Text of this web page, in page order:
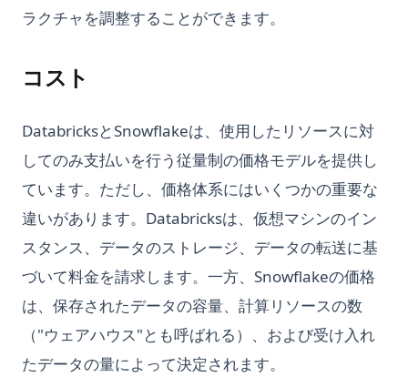
ド
OpenLLM: Easily Take Control of Large Language Models
OpenLLaMA: The Open-Source Reproduction of LLaMA
Large Language Model
OpenLLaMA：LLaMA大規模言語モデルのオープンソース再現
Orca 13B: the New Open Source Rival for GPT-4 from
Microsoft
Orca 13B: マイクロソフトからのGPT-4に対抗する新たなオー
プンソースライバル
Personalized GPT: How to Find Tune Your Own GPT Model
PrivateGPT: Offline GPT-4 That is Secure and Private
Python Pandasを使用してDataFrameをプロットする方法
Spatial Data and Generative AI
Pythonで辞書をデータフレームに変換する方法（Pandas解
説）
Sort Pandas DataFrame: Examples and Tips
Sorting Pandas DataFrame by Index
Unpacking Lists in Pandas Columns: Comprehensive Guide
pandas-fillna
「NAおよびNaN値を含むブール値ではない配列でマスクできま
せん」というエラーの修正方法
「No Module Named In Pandas」エラーの解決方法：詳細解
Python SQLite3 Tutorial: Complete Guide to SQLite
Database in Python
ース完全ガイド
Python Sort: Complete Guide to sorted(), list.sort(), and
Custom Sorting
Python String Replace: Complete Guide to str.replace() and
Beyond
Python Switch Case: How to Implement Switch Statements
in Python
Python Switch Case: PythonでのSwitch文の実装方法
Python Switch Case: match-case Statement Explained (With
Examples)
ラクチャを調整することができます。
コスト
DatabricksとSnowflakeは、使用したリソースに対
してのみ支払いを行う従量制の価格モデルを提供し
ています。ただし、価格体系にはいくつかの重要な
違いがあります。Databricksは、仮想マシンのイン
スタンス、データのストレージ、データの転送に基
づいて料金を請求します。一方、Snowflakeの価格
は、保存されたデータの容量、計算リソースの数
（"ウェアハウス"とも呼ばれる）、および受け入れ
たデータの量によって決定されます。